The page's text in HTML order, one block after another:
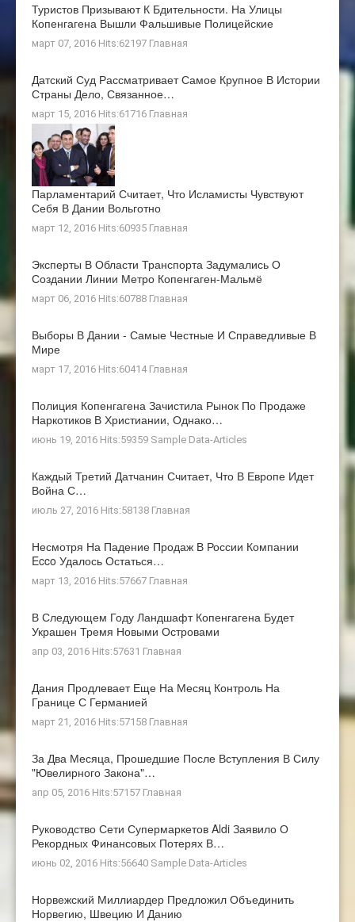
Туристов Призывают К Бдительности. На Улицы
Копенгагена Вышли Фальшивые Полицейские
март 07, 2016 Hits:62197 Главная
Датский Суд Рассматривает Самое Крупное В Истории
Страны Дело, Связанное…
март 15, 2016 Hits:61716 Главная
Парламентарий Считает, Что Исламисты Чувствуют
Себя В Дании Вольготно
март 12, 2016 Hits:60935 Главная
Эксперты В Области Транспорта Задумались О
Создании Линии Метро Копенгаген-Мальмё
март 06, 2016 Hits:60788 Главная
Выборы В Дании - Самые Честные И Справедливые В
Мире
март 17, 2016 Hits:60414 Главная
Полиция Копенгагена Зачистила Рынок По Продаже
Наркотиков В Христиании, Однако…
июнь 19, 2016 Hits:59359 Sample Data-Articles
Каждый Третий Датчанин Считает, Что В Европе Идет
Война С…
июль 27, 2016 Hits:58138 Главная
Несмотря На Падение Продаж В России Компании
Ecco Удалось Остаться…
март 13, 2016 Hits:57667 Главная
В Следующем Году Ландшафт Копенгагена Будет
Украшен Тремя Новыми Островами
апр 03, 2016 Hits:57631 Главная
Дания Продлевает Еще На Месяц Контроль На
Границе С Германией
март 21, 2016 Hits:57158 Главная
За Два Месяца, Прошедшие После Вступления В Силу
"ювелирного Закона"…
апр 05, 2016 Hits:57157 Главная
Руководство Сети Супермаркетов Aldi Заявило О
Рекордных Финансовых Потерях В…
июнь 02, 2016 Hits:56640 Sample Data-Articles
Норвежский Миллиардер Предложил Объединить
Норвегию, Швецию И Данию